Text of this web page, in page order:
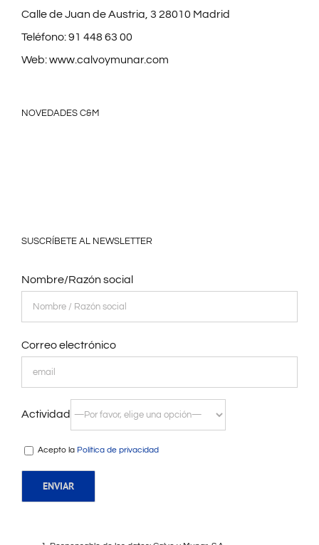
Calle de Juan de Austria, 3 28010 Madrid
Teléfono:91 448 63 00
Web:www.calvoymunar.com
NOVEDADES C&M
SUSCRÍBETE AL NEWSLETTER
Nombre/Razón social
Correo electrónico
Actividad
Acepto la Política de privacidad